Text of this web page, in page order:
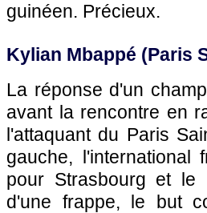
guinéen. Précieux.
Kylian Mbappé (Paris
La réponse d'un
avant la rencontre en
l'attaquant du Paris
gauche, l'international
pour Strasbourg et le
d'une frappe, le but